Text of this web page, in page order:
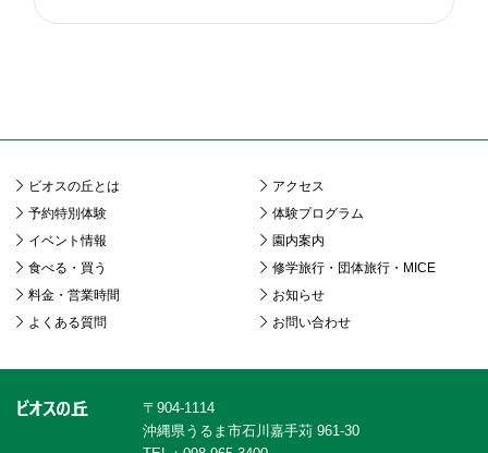
ビオスの丘とは
アクセス
予約特別体験
体験プログラム
イベント情報
園内案内
食べる・買う
修学旅行・団体旅行・MICE
料金・営業時間
お知らせ
よくある質問
お問い合わせ
〒904-1114
沖縄県うるま市石川嘉手苅 961-30